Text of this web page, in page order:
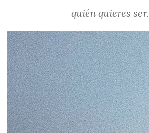
quién quieres ser.